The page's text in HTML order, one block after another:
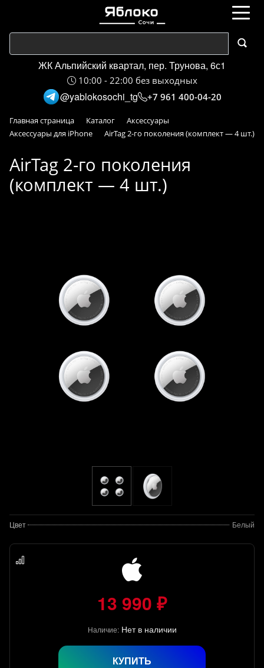
ЖК Альпийский квартал, пер. Трунова, 6с1
10:00 - 22:00 без выходных
@yablokosochi_tg +7 961 400-04-20
Главная страница Каталог
Аксессуары
Аксессуары для iPhone
AirTag 2-го поколения (комплект — 4 шт.)
AirTag 2-го поколения
(комплект — 4 шт.)
Цвет Белый
13 990 ₽
Наличие: Нет в наличии
КУПИТЬ